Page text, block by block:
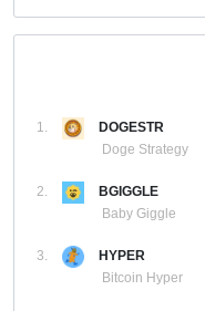
1.
DOGESTR
Doge Strategy
2.
BGIGGLE
Baby Giggle
3.
HYPER
Bitcoin Hyper